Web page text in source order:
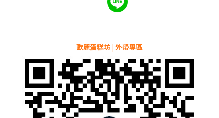
歐麗蛋糕坊 | 外帶專區